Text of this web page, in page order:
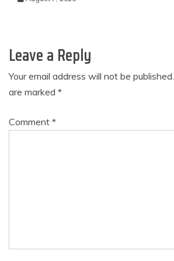
Leave a Reply
Your email address will not be published.
are marked *
Comment *